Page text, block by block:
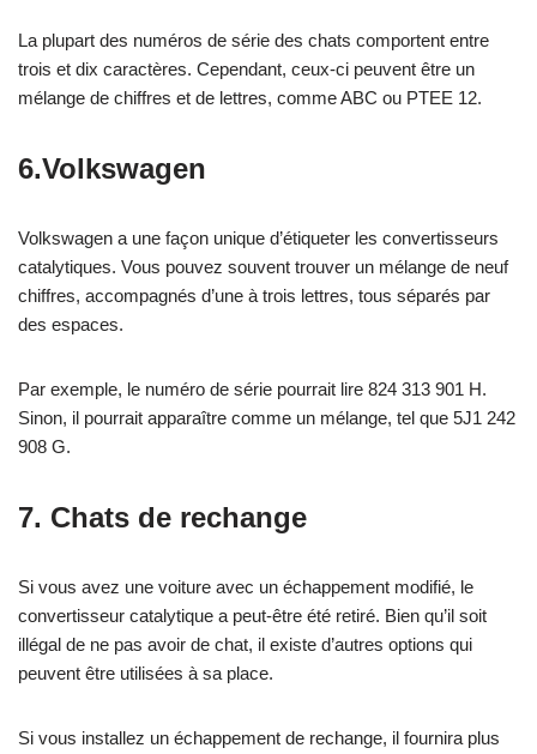
La plupart des numéros de série des chats comportent entre
trois et dix caractères. Cependant, ceux-ci peuvent être un
mélange de chiffres et de lettres, comme ABC ou PTEE 12.
6.Volkswagen
Volkswagen a une façon unique d’étiqueter les convertisseurs
catalytiques. Vous pouvez souvent trouver un mélange de neuf
chiffres, accompagnés d’une à trois lettres, tous séparés par
des espaces.
Par exemple, le numéro de série pourrait lire 824 313 901 H.
Sinon, il pourrait apparaître comme un mélange, tel que 5J1 242
908 G.
7. Chats de rechange
Si vous avez une voiture avec un échappement modifié, le
convertisseur catalytique a peut-être été retiré. Bien qu’il soit
illégal de ne pas avoir de chat, il existe d’autres options qui
peuvent être utilisées à sa place.
Si vous installez un échappement de rechange, il fournira plus